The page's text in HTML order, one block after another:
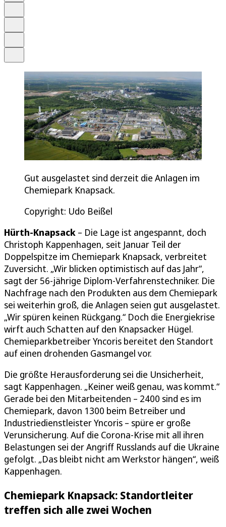
Gut ausgelastet sind derzeit die Anlagen im
Chemiepark Knapsack.
Copyright: Udo Beißel
Hürth-Knapsack – Die Lage ist angespannt, doch
Christoph Kappenhagen, seit Januar Teil der
Doppelspitze im Chemiepark Knapsack, verbreitet
Zuversicht. „Wir blicken optimistisch auf das Jahr“,
sagt der 56-jährige Diplom-Verfahrenstechniker. Die
Nachfrage nach den Produkten aus dem Chemiepark
sei weiterhin groß, die Anlagen seien gut ausgelastet.
„Wir spüren keinen Rückgang.“ Doch die Energiekrise
wirft auch Schatten auf den Knapsacker Hügel.
Chemieparkbetreiber Yncoris bereitet den Standort
auf einen drohenden Gasmangel vor.
Die größte Herausforderung sei die Unsicherheit,
sagt Kappenhagen. „Keiner weiß genau, was kommt.“
Gerade bei den Mitarbeitenden – 2400 sind es im
Chemiepark, davon 1300 beim Betreiber und
Industriedienstleister Yncoris – spüre er große
Verunsicherung. Auf die Corona-Krise mit all ihren
Belastungen sei der Angriff Russlands auf die Ukraine
gefolgt. „Das bleibt nicht am Werkstor hängen“, weiß
Kappenhagen.
Chemiepark Knapsack: Standortleiter
treffen sich alle zwei Wochen